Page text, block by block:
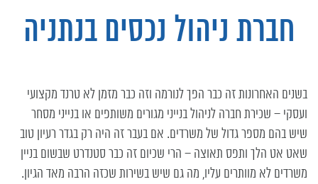
חברת ניהול נכסים בנתניה
בשנים האחרונות זה כבר הפך לנורמה וזה כבר מזמן לא טרנד מקצועי
ועסקי – שכירת חברה לניהול בנייני מגורים משותפים או בנייני מסחר
שיש בהם מספר גדול של משרדים. אם בעבר זה היה רק בגדר רעיון טוב
שאט אט הלך ותפס תאוצה – הרי שכיום זה כבר סטנדרט שבשום בניין
משרדים לא מוותרים עליו, מה גם שיש בשירות שכזה הרבה מאד הגיון.